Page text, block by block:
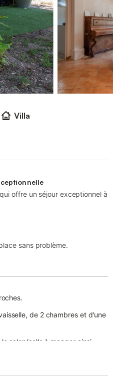
Villa
offre un séjour exceptionnel à
sans problème.
de 2 chambres et d'une
salon/salle à manger ainsi